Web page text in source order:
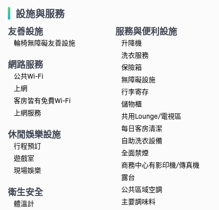
設施與服務
友善設施
輪椅無障礙友善設施
網路服務
公共Wi-Fi
上網
客房皆有免費Wi-Fi
上網服務
休閒娛樂設施
行程預訂
遊戲室
現場娛樂
衛生安全
體溫計
服務與便利設施
升降機
洗衣服務
保險箱
無障礙設施
行李寄存
儲物櫃
共用Lounge/電視區
每日客房清潔
自助洗衣設備
全面禁煙
商務中心有影印機/傳真機
露台
公共區域空調
主要調味料